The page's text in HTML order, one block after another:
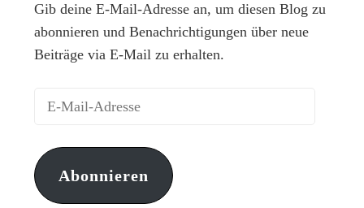
Gib deine E-Mail-Adresse an, um diesen Blog zu
abonnieren und Benachrichtigungen über neue
Beiträge via E-Mail zu erhalten.
Abonnieren